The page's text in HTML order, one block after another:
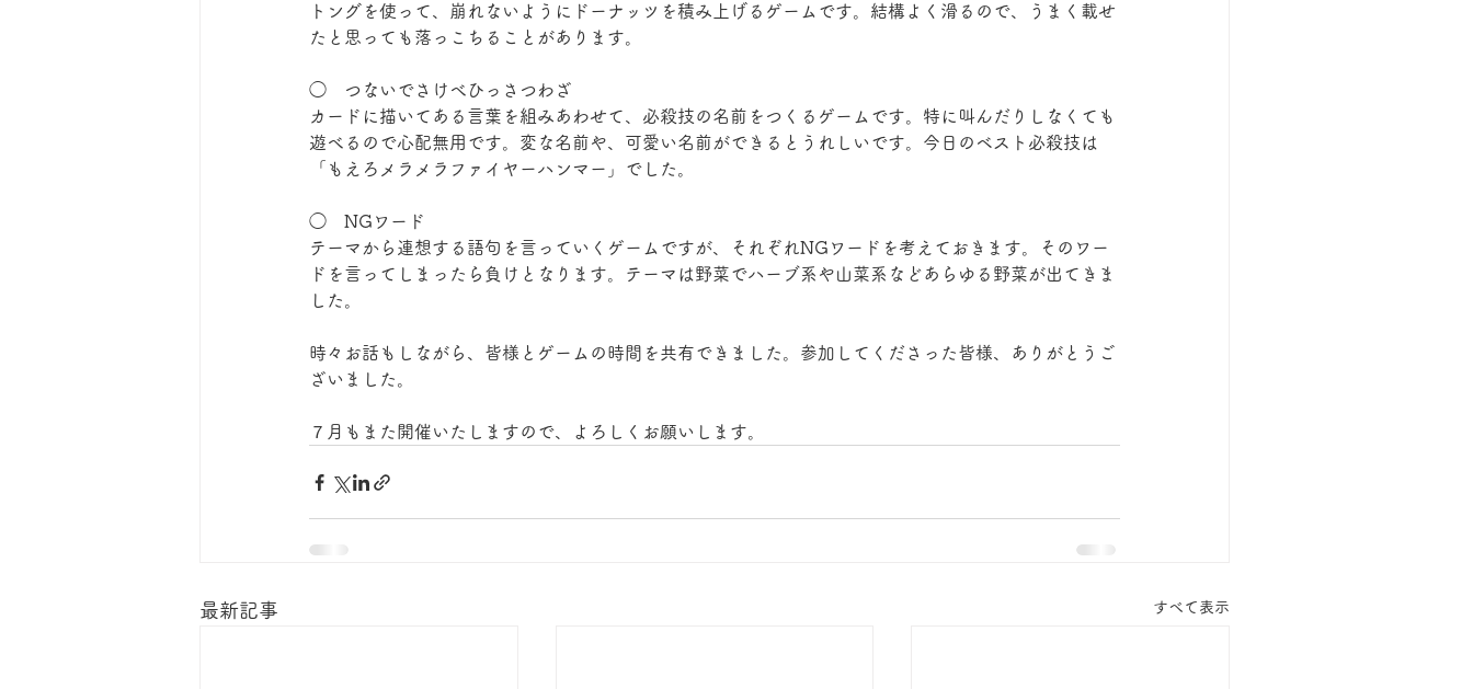
トングを使って、崩れないようにドーナッツを積み上げるゲームです。結構よく滑るので、うまく載せ
たと思っても落っこちることがあります。
◯　つないでさけべひっさつわざ
カードに描いてある言葉を組みあわせて、必殺技の名前をつくるゲームです。特に叫んだりしなくても
遊べるので心配無用です。変な名前や、可愛い名前ができるとうれしいです。今日のベスト必殺技は
「もえろメラメラファイヤーハンマー」でした。
◯　NGワード
テーマから連想する語句を言っていくゲームですが、それぞれNGワードを考えておきます。そのワー
ドを言ってしまったら負けとなります。テーマは野菜でハーブ系や山菜系などあらゆる野菜が出てきま
した。
時々お話もしながら、皆様とゲームの時間を共有できました。参加してくださった皆様、ありがとうご
ざいました。
７月もまた開催いたしますので、よろしくお願いします。
最新記事 すべて表示